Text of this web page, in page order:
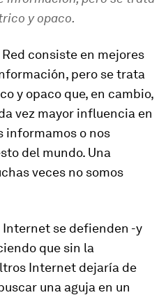
y opaco.
consiste en mejores
pero se trata
y opaco que, en cambio,
vez mayor influencia en
informamos o nos
del mundo. Una
veces no somos
Internet se defienden -y
que sin la
Internet dejaría de
una aguja en un